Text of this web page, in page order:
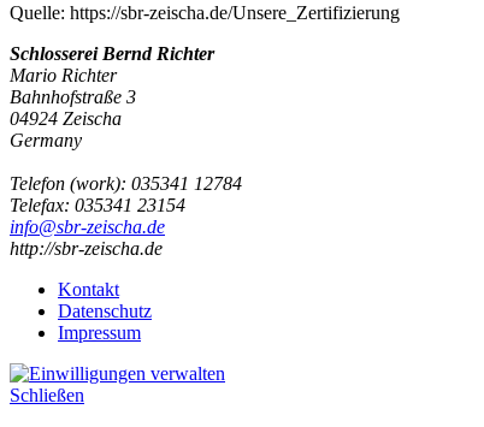
Quelle: https://sbr-zeischa.de/Unsere_Zertifizierung
Schlosserei Bernd Richter
Mario Richter
Bahnhofstraße 3
04924 Zeischa
Germany
Telefon (work): 035341 12784
Telefax: 035341 23154
info@sbr-zeischa.de
http://sbr-zeischa.de
Kontakt
Datenschutz
Impressum
Schließen